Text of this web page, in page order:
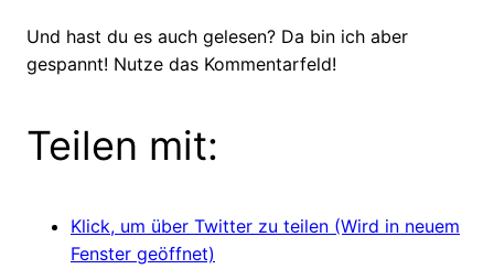
Und hast du es auch gelesen? Da bin ich aber
gespannt! Nutze das Kommentarfeld!
Teilen mit:
Klick, um über Twitter zu teilen (Wird in neuem
Fenster geöffnet)